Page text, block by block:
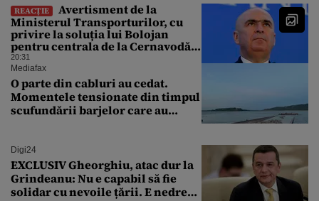
REACȚIE
Avertisment de la
Ministerul Transporturilor, cu
privire la soluția lui Bolojan
pentru centrala de la Cernavodă:
„Pericolul n-a trecut”
20:31
Mediafax
O parte din cabluri au cedat.
Momentele tensionate din timpul
scufundării barjelor care au
Digi24
EXCLUSIV Gheorghiu, atac dur la
Grindeanu: Nu e capabil să fie
solidar cu nevoile țării. E nedrept